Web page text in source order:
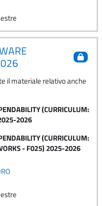
il materiale relativo anche
(CURRICULUM:
2026
(CURRICULUM:
- F025) 2025-2026